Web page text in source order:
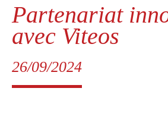
Partenariat
avec Viteos
26/09/2024